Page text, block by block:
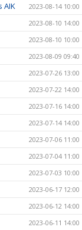
AIK 2023-08-14 10:00
2023-08-10 14:00
2023-08-10 10:00
2023-08-09 09:40
2023-07-26 13:00
2023-07-22 14:00
2023-07-16 14:00
2023-07-14 14:00
2023-07-06 11:00
2023-07-04 11:00
2023-07-03 10:00
2023-06-17 12:00
2023-06-12 14:00
2023-06-11 14:00